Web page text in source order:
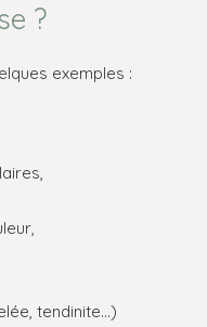
?
exemples :
tendinite...)